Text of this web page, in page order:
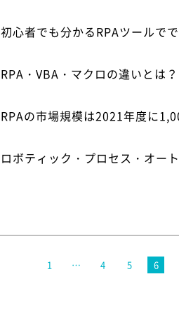
初心者でも分かるRPAツールで
RPA・VBA・マクロの違いとは？
RPAの市場規模は2021年度に
ロボティック・プロセス・オー
1 … 4 5 6